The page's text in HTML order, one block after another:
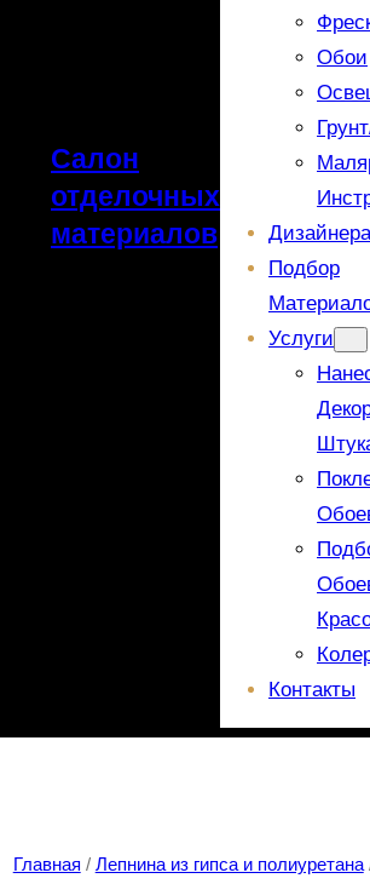
Салон
отделочных
материалов
Обои
Подбор
Услуги
Контакты
Главная / Лепнина из гипса и полиуретана